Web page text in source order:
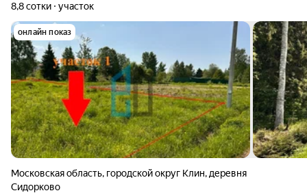
8,8 сотки участок
онлайн показ
Московская область, городской округ Клин, деревня
Сидорково